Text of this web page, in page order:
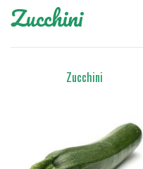
Zucchini
Zucchini